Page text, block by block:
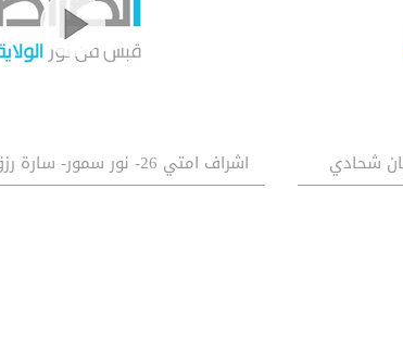
اشراف امتي 26- نور سمور- سارة رزق